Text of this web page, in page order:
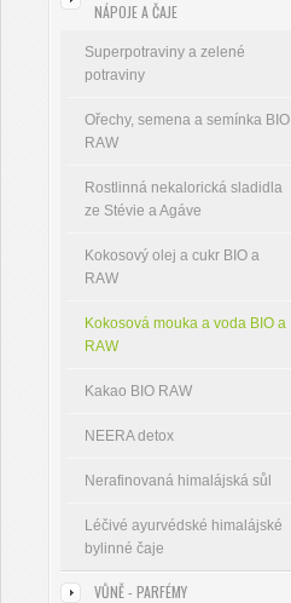
NÁPOJE A ČAJE
Superpotraviny a zelené
potraviny
Ořechy, semena a semínka BIO
RAW
Rostlinná nekalorická sladidla
ze Stévie a Agáve
Kokosový olej a cukr BIO a
RAW
Kokosová mouka a voda BIO a
RAW
Kakao BIO RAW
NEERA detox
Nerafinovaná himalájská sůl
Léčivé ayurvédské himalájské
bylinné čaje
VŮNĚ - PARFÉMY